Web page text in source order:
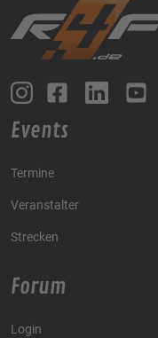
Events
Termine
Veranstalter
Strecken
Forum
Login